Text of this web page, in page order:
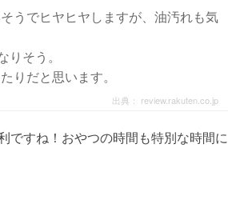
うでヒヤヒヤしますが、油汚れも気
そう。
りだと思います。
出典： review.rakuten.co.jp
ですね！おやつの時間も特別な時間に